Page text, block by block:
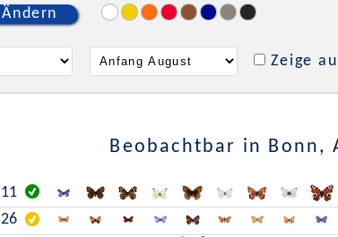
Ändern
Zeige
Beobachtbar in Bonn,
11
26